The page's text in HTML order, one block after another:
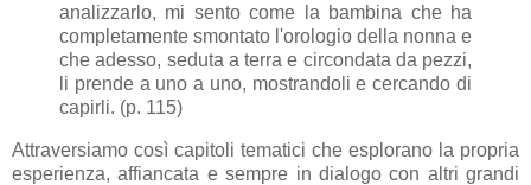
analizzarlo, mi sento come la bambina che ha
completamente smontato l'orologio della nonna e
che adesso, seduta a terra e circondata da pezzi,
li prende a uno a uno, mostrandoli e cercando di
capirli. (p. 115)
Attraversiamo così capitoli tematici che esplorano la propria
esperienza, affiancata e sempre in dialogo con altri grandi